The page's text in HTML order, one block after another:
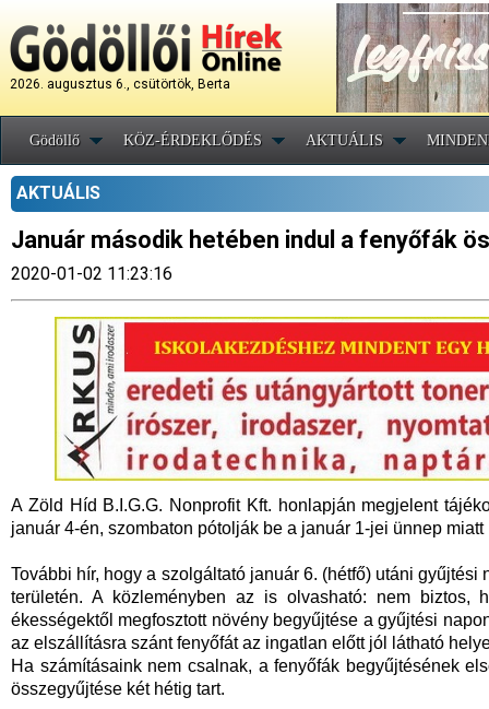
2026. augusztus 6., csütörtök, Berta
Gödöllő KÖZ-ÉRDEKLŐDÉS AKTUÁLIS
AKTUÁLIS
Január második hetében indul a fenyőfák
2020-01-02 11:23:16
A Zöld Híd B.I.G.G. Nonprofit Kft. honlapján megjelent
január 4-én, szombaton pótolják be a január 1-jei ünnep
További hír, hogy a szolgáltató január 6. (hétfő) utáni
területén. A közleményben az is olvasható: nem biztos,
ékességektől megfosztott növény begyűjtése a gyűjtési
az elszállításra szánt fenyőfát az ingatlan előtt jól látható
Ha számításaink nem csalnak, a fenyőfák begyűjtésének
összegyűjtése két hétig tart.